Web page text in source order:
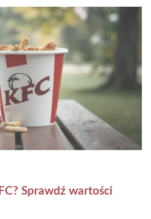
Sprawdź wartości